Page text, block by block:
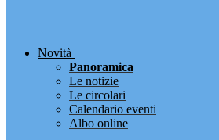
Novità
Panoramica
Le notizie
Le circolari
Calendario eventi
Albo online